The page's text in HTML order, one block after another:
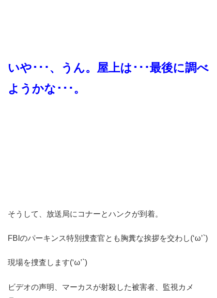
いや･･･、うん。屋上は･･･最後に調べ
ようかな･･･。
そうして、放送局にコナーとハンクが到着。
FBIのパーキンス特別捜査官とも胸糞な挨拶を交わし(‘ω’`)
現場を捜査します(‘ω’`)
ビデオの声明、マーカスが射殺した被害者、監視カメ